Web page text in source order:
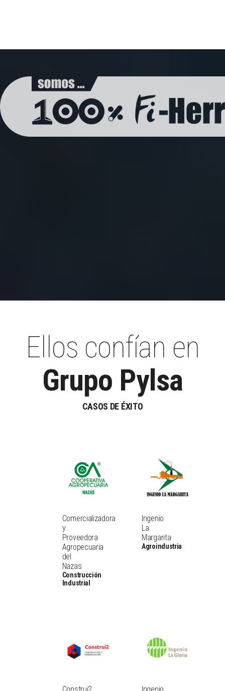
Ellos confían en
Grupo Pylsa
CASOS DE ÉXITO
Comercializadora
y
Proveedora
Agropecuaria
del
Nazas
Construcción
Industrial
Ingenio
La
Margarita
Agroindustria